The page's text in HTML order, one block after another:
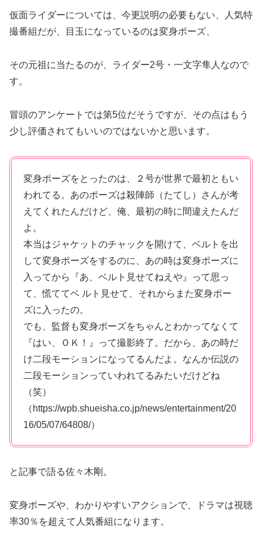
仮面ライダーについては、今更説明の必要もない、人気特
撮番組だが、目玉になっているのは変身ポーズ、
その元祖に当たるのが、ライダー2号・一文字隼人なので
す。
冒頭のアンケートでは第5位だそうですが、その点はもう
少し評価されてもいいのではないかと思います。
変身ポーズをとったのは、２号が世界で最初ともい
われてる。あのポーズは殺陣師（たてし）さんが考
えてくれたんだけど、俺、最初の時に間違えたんだ
よ。
本当はジャケットのチャックを開けて、ベルトを出
して変身ポーズをするのに、あの時は変身ポーズに
入ってから『あ、ベルト見せてねえや』って思っ
て、慌ててベ ルト見せて、それからまた変身ポー
ズに入ったの。
でも、監督も変身ポーズをちゃんとわかってなくて
『はい、ＯＫ！』って撮影終了。だから、あの時だ
け二段モーションになってるんだよ。なんか伝説の
二段モーションっていわれてるみたいだけどね
（笑）
（https://wpb.shueisha.co.jp/news/entertainment/20
16/05/07/64808/）
と記事で語る佐々木剛。
変身ポーズや、わかりやすいアクションで、ドラマは視聴
率30％を超えて人気番組になります。